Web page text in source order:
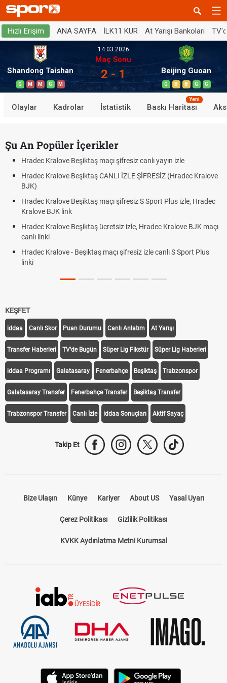
Hızlı Erişim ANA SAYFA İLK11 KUR At Yarışı Bankoları
Shandong Taishan
G M M G M
14.03.2026
Maç Sonu
2 - 1 Beijing Guoan
G B B G G
Olaylar Kadrolar İstatistik Baskı Haritası
Yeni
Şu An Popüler İçerikler
Hradec Kralove Beşiktaş maçı şifresiz canlı yayın izle
Hradec Kralove Beşiktaş CANLI İZLE ŞİFRESİZ (Hradec Kralove
BJK)
Hradec Kralove Beşiktaş maçı şifresiz S Sport Plus izle, Hradec
Kralove BJK link
Hradec Kralove Beşiktaş ücretsiz izle, Hradec Kralove BJK maçı
canlı linki
Hradec Kralove - Beşiktaş maçı şifresiz izle canlı S Sport Plus
linki
KEŞFET
iddaa Canlı Skor Puan Durumu Canlı Anlatım At Yarışı
Transfer Haberleri TV'de Bugün Süper Lig Fikstür Süper Lig Haberleri
iddaa Programı Galatasaray Fenerbahçe Beşiktaş Trabzonspor
Galatasaray Transfer Fenerbahçe Transfer Beşiktaş Transfer
Trabzonspor Transfer Canlı İzle iddaa Sonuçları Aktif Sayaç
Takip Et
Bize Ulaşın Künye Kariyer About US Yasal Uyarı
Çerez Politikası Gizlilik Politikası
KVKK Aydınlatma Metni Kurumsal